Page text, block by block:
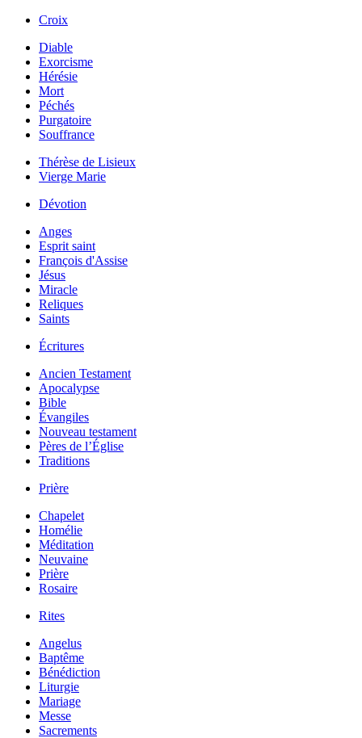
Croix
Diable
Exorcisme
Hérésie
Mort
Péchés
Purgatoire
Souffrance
Thérèse de Lisieux
Vierge Marie
Dévotion
Anges
Esprit saint
François d'Assise
Jésus
Miracle
Reliques
Saints
Écritures
Ancien Testament
Apocalypse
Bible
Évangiles
Nouveau testament
Pères de l’Église
Traditions
Prière
Chapelet
Homélie
Méditation
Neuvaine
Prière
Rosaire
Rites
Angelus
Baptême
Bénédiction
Liturgie
Mariage
Messe
Sacrements